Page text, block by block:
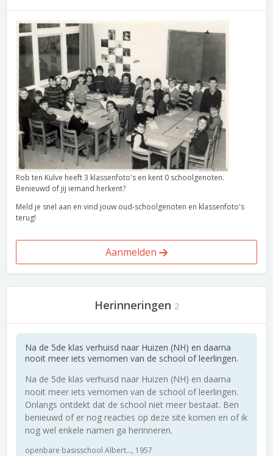
Rob ten Kulve heeft 3 klassenfoto's en kent 0 schoolgenoten.
Benieuwd of jij iemand herkent?
Meld je snel aan en vind jouw oud-schoolgenoten en klassenfoto's
terug!
Aanmelden
Herinneringen 2
Na de 5de klas verhuisd naar Huizen (NH) en daarna
nooit meer iets vernomen van de school of leerlingen.
Na de 5de klas verhuisd naar Huizen (NH) en daarna
nooit meer iets vernomen van de school of leerlingen.
Onlangs ontdekt dat de school niet meer bestaat. Ben
benieuwd of er nog reacties op deze site komen en of ik
nog wel enkele namen ga herinneren.
openbare basisschool Albert..., 1957